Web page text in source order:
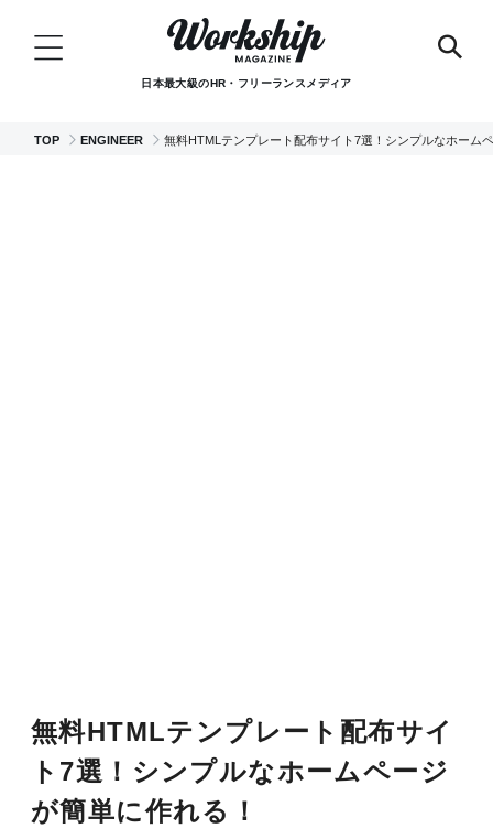
日本最大級のHR・フリーランスメディア
TOP ENGINEER 無料HTMLテンプレート配布サイト7選！シンプルなホーム
無料HTMLテンプレート配布サイ
ト7選！シンプルなホームページ
が簡単に作れる！